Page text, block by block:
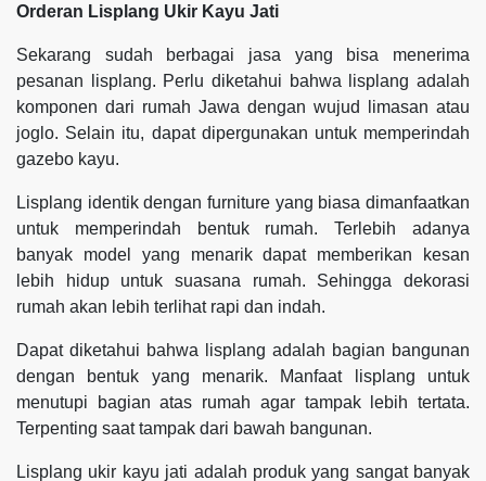
Orderan Lisplang Ukir Kayu Jati
Sekarang sudah berbagai jasa yang bisa menerima
pesanan lisplang. Perlu diketahui bahwa lisplang adalah
komponen dari rumah Jawa dengan wujud limasan atau
joglo. Selain itu, dapat dipergunakan untuk memperindah
gazebo kayu.
Lisplang identik dengan furniture yang biasa dimanfaatkan
untuk memperindah bentuk rumah. Terlebih adanya
banyak model yang menarik dapat memberikan kesan
lebih hidup untuk suasana rumah. Sehingga dekorasi
rumah akan lebih terlihat rapi dan indah.
Dapat diketahui bahwa lisplang adalah bagian bangunan
dengan bentuk yang menarik. Manfaat lisplang untuk
menutupi bagian atas rumah agar tampak lebih tertata.
Terpenting saat tampak dari bawah bangunan.
Lisplang ukir kayu jati adalah produk yang sangat banyak